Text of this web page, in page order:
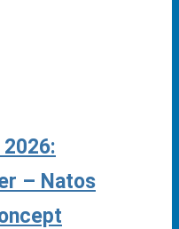
– Natos